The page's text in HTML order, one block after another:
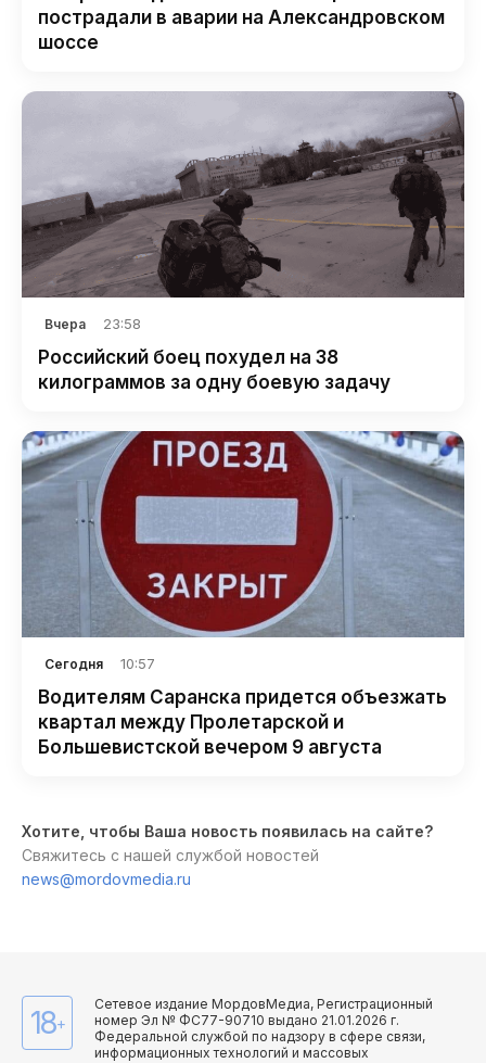
пострадали в аварии на Александровском
шоссе
Вчера 23:58
Российский боец похудел на 38
килограммов за одну боевую задачу
Сегодня 10:57
Водителям Саранска придется объезжать
квартал между Пролетарской и
Большевистской вечером 9 августа
Хотите, чтобы Ваша новость появилась на сайте?
Свяжитесь с нашей службой новостей
news@mordovmedia.ru
18+
Сетевое издание МордовМедиа, Регистрационный
номер Эл № ФС77-90710 выдано 21.01.2026 г.
Федеральной службой по надзору в сфере связи,
информационных технологий и массовых